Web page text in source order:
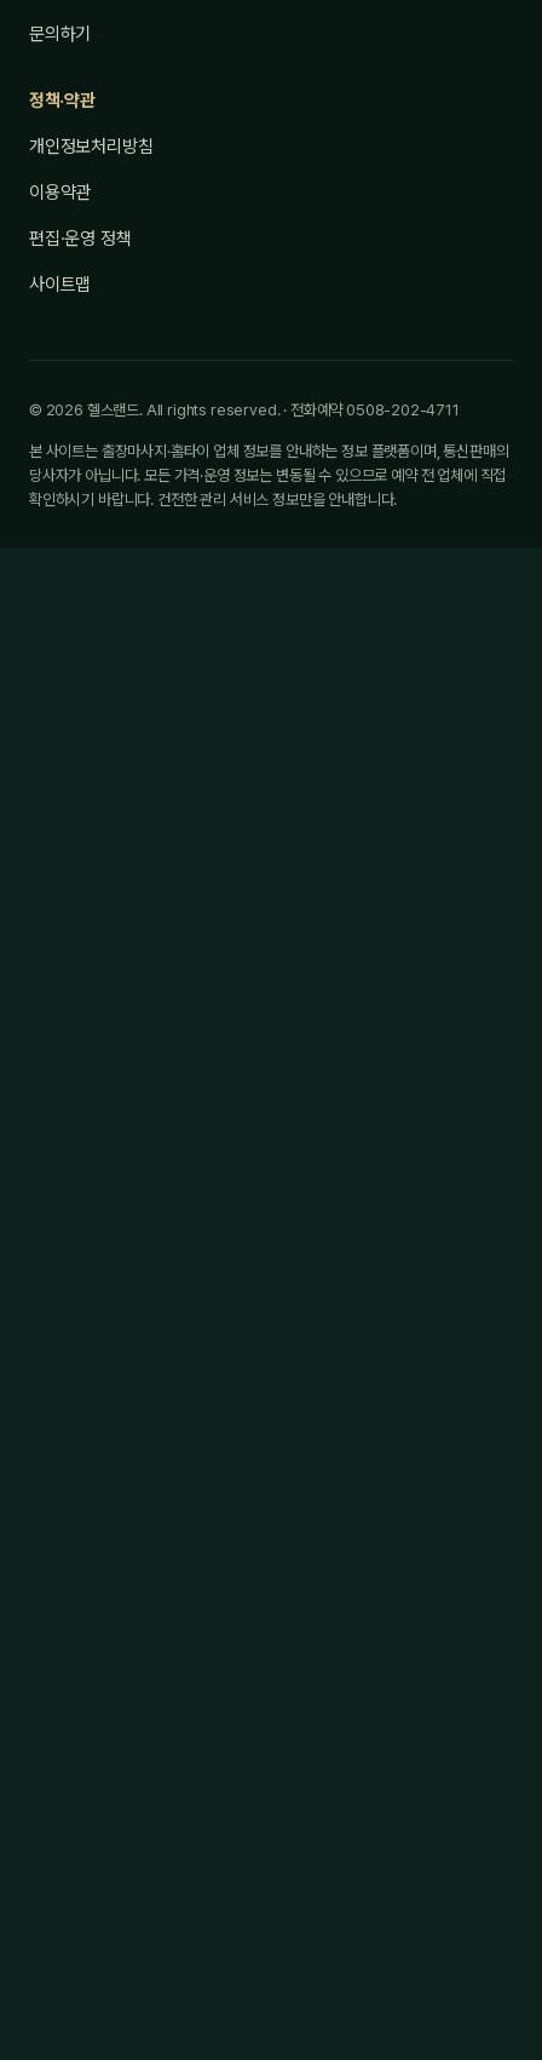
문의하기
정책·약관
개인정보처리방침
이용약관
편집·운영 정책
사이트맵
© 2026 헬스랜드. All rights reserved. · 전화예약 0508-202-4711
본 사이트는 출장마사지·홈타이 업체 정보를 안내하는 정보 플랫폼이며, 통신판매의
당사자가 아닙니다. 모든 가격·운영 정보는 변동될 수 있으므로 예약 전 업체에 직접
확인하시기 바랍니다. 건전한 관리 서비스 정보만을 안내합니다.